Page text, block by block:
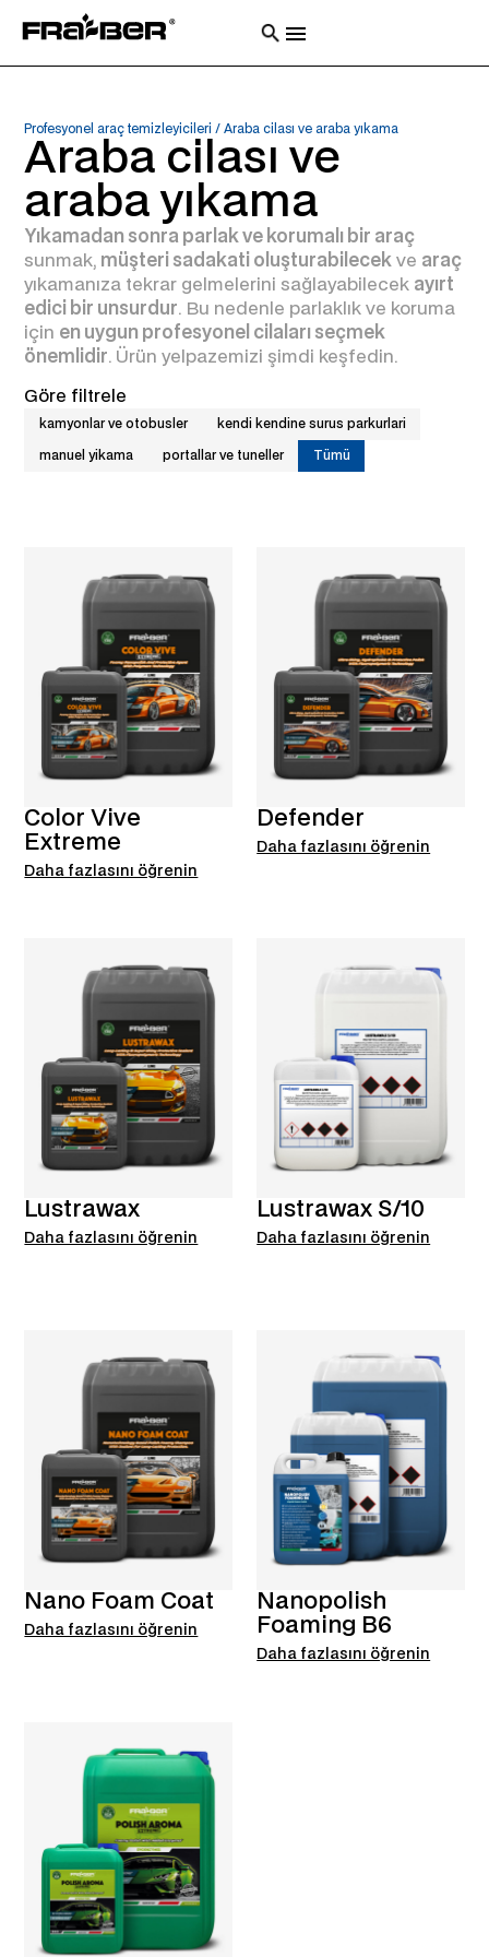
Profesyonel araç temizleyicileri /Araba cilası ve araba yıkama
Araba cilası ve
araba yıkama
Yıkamadan sonra parlak ve korumalı bir araç
sunmak, müşteri sadakati oluşturabilecek ve araç
yıkamanıza tekrar gelmelerini sağlayabilecek ayırt
edici bir unsurdur. Bu nedenle parlaklık ve koruma
için en uygun profesyonel cilaları seçmek
önemlidir. Ürün yelpazemizi şimdi keşfedin.
Göre filtrele
kamyonlar ve otobusler kendi kendine surus parkurlari
manuel yikama portallar ve tuneller Tümü
Color Vive
Extreme
Daha fazlasını öğrenin
Defender
Daha fazlasını öğrenin
Lustrawax
Daha fazlasını öğrenin
Lustrawax S/10
Daha fazlasını öğrenin
Nano Foam Coat
Daha fazlasını öğrenin
Nanopolish
Foaming B6
Daha fazlasını öğrenin